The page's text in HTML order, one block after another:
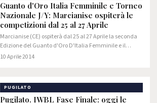
Guanto d'Oro Italia Femminile e Torneo
Nazionale J/Y: Marcianise ospiterà le
competizioni dal 25 al 27 Aprile
Marcianise (CE) ospiterà dal 25 al 27 Aprile la seconda
Edizione del Guanto d'Oro D'Italia Femminile e il
Torneo Nazionale Femminile Junior e Youth.
10 Aprile 2014
PUGILATO
Pugilato. IWBL Fase Finale: oggi le